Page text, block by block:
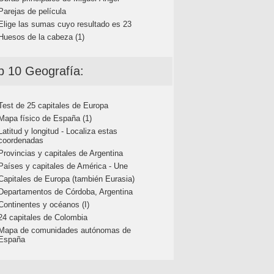
de película
las sumas cuyo resultado es 23
de la cabeza (1)
10 Geografía:
de 25 capitales de Europa
físico de España (1)
y longitud - Localiza estas
y capitales de Argentina
y capitales de América - Une
de Europa (también Eurasia)
de Córdoba, Argentina
y océanos (I)
capitales de Colombia
de comunidades autónomas de